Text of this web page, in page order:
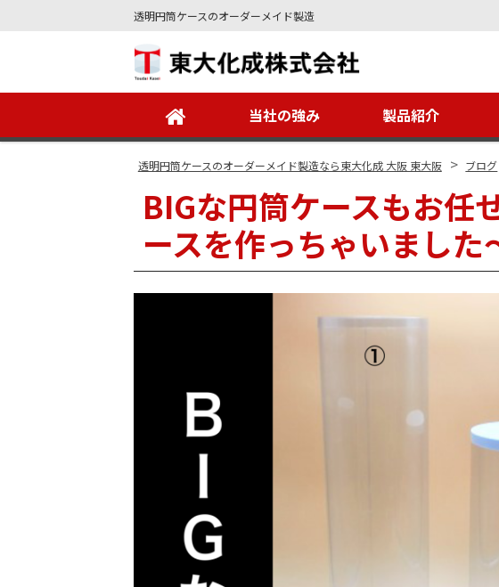
透明円筒ケースのオーダーメイド製造
当社の強み 製品紹介
透明円筒ケースのオーダーメイド製造なら東大化成 大阪 東大阪 > ブログ
BIGな円筒ケースもお任
ースを作っちゃいました